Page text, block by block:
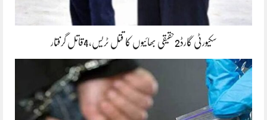
سکیورٹی گارڈ2حقیقی بھائیوں کا قتل ٹریس،4قاتل گرفتار